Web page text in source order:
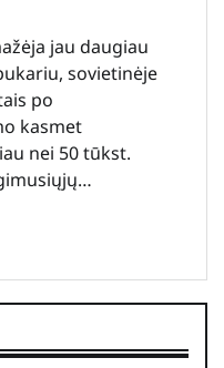
jau daugiau
sovietinėje
po
kasmet
nei 50 tūkst.